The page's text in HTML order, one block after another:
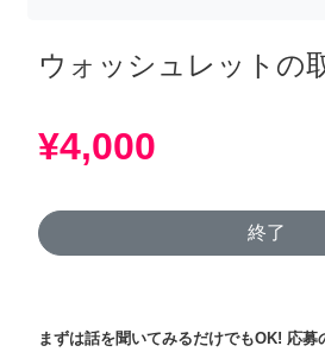
ウォッシュレットの
¥4,000
終了
まずは話を聞いてみるだけでもOK! 応募